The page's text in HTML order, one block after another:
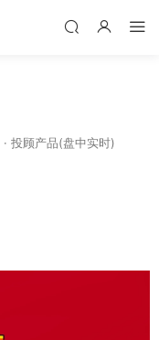
· 投顾产品(盘中实时)